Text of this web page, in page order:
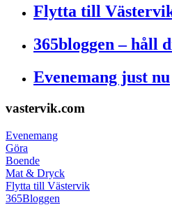
Flytta till
365bloggen – håll
Evenemang just nu
Footer
vastervik.com
Evenemang
Göra
Boende
Mat & Dryck
Flytta till Västervik
365Bloggen